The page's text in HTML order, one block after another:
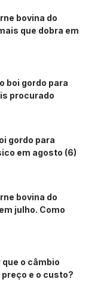
bovina do
que dobra em
boi gordo para
procurado
gordo para
em agosto (6)
bovina do
julho. Como
que o câmbio
e o custo?